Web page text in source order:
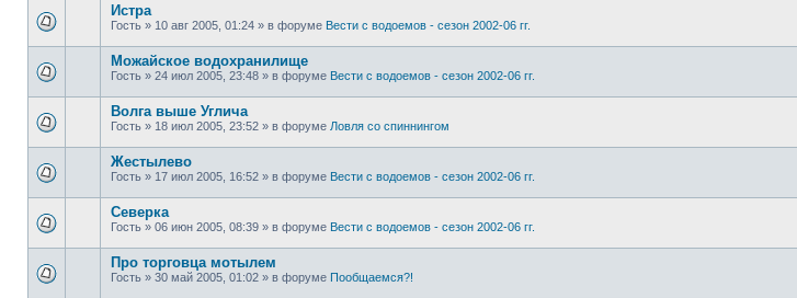
Истра
Гость » 10 авг 2005, 01:24 » в форуме Вести с водоемов - сезон 2002-06 гг.
Можайское водохранилище
Гость » 24 июл 2005, 23:48 » в форуме Вести с водоемов - сезон 2002-06 гг.
Волга выше Углича
Гость » 18 июл 2005, 23:52 » в форуме Ловля со спиннингом
Жестылево
Гость » 17 июл 2005, 16:52 » в форуме Вести с водоемов - сезон 2002-06 гг.
Cеверка
Гость » 06 июн 2005, 08:39 » в форуме Вести с водоемов - сезон 2002-06 гг.
Про торговца мотылем
Гость » 30 май 2005, 01:02 » в форуме Пообщаемся?!